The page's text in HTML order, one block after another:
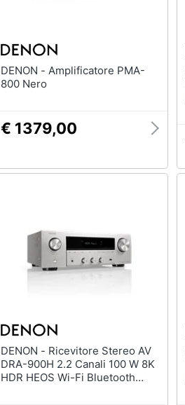
DENON - Amplificatore PMA-
800 Nero
€ 1379,00
DENON - Ricevitore Stereo AV
DRA-900H 2.2 Canali 100 W 8K
HDR HEOS Wi-Fi Bluetooth